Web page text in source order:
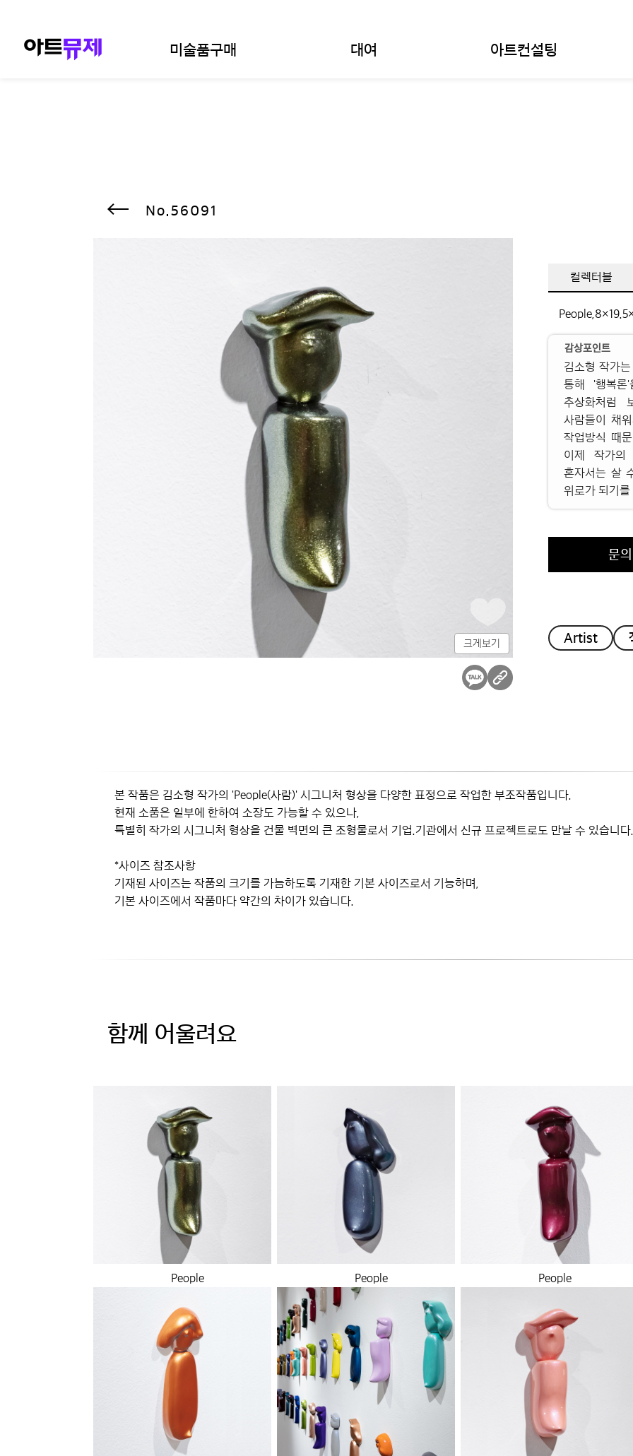
미술품구매 대여 아트컨설팅
56091
크게보기
컬렉터블
People,
감상포인트
김소형 작가
통해 '행복론
추상화처럼
사람들이 채
작업방식 때
이제 작가의
혼자서는 살
위로가 되기를
문의
Artist
본 작품은 김소형 작가의 'People(사람)' 시그니처 형상을 다양한 표정으로 작업한 부조작품입니다.
현재 소품은 일부에 한하여 소장도 가능할 수 있으나,
특별히 작가의 시그니처 형상을 건물 벽면의 큰 조형물로서 기업.기관에서 신규 프로젝트로도 만날 수 있습니다.
*사이즈 참조사항
기재된 사이즈는 작품의 크기를 가늠하도록 기재한 기본 사이즈로서 기능하며,
기본 사이즈에서 작품마다 약간의 차이가 있습니다.
함께 어울려요
People People People